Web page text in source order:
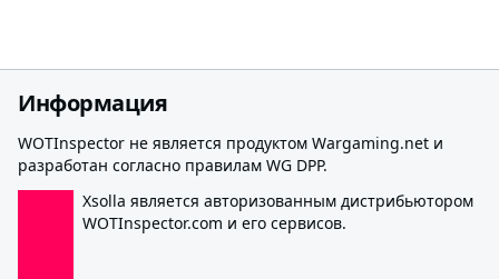
Информация
WOTInspector не является продуктом Wargaming.net и
разработан согласно правилам WG DPP.
Xsolla является авторизованным дистрибьютором
WOTInspector.com и его сервисов.